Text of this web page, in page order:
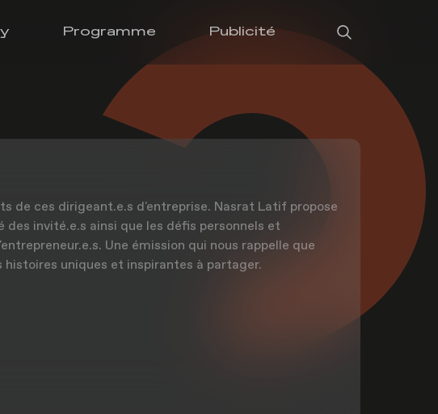
Programme Publicité
de ces dirigeant.e.s d'entreprise. Nasrat Latif propose
invité.e.s ainsi que les défis personnels et
Une émission qui nous rappelle que
uniques et inspirantes à partager.